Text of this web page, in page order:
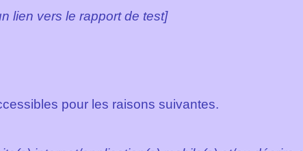
lien vers le rapport de test]
pour les raisons suivantes.